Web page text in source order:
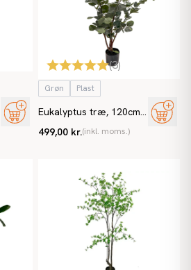
(3)
Grøn Plast
Eukalyptus træ, 120cm,
499,00 kr.(inkl. moms.)